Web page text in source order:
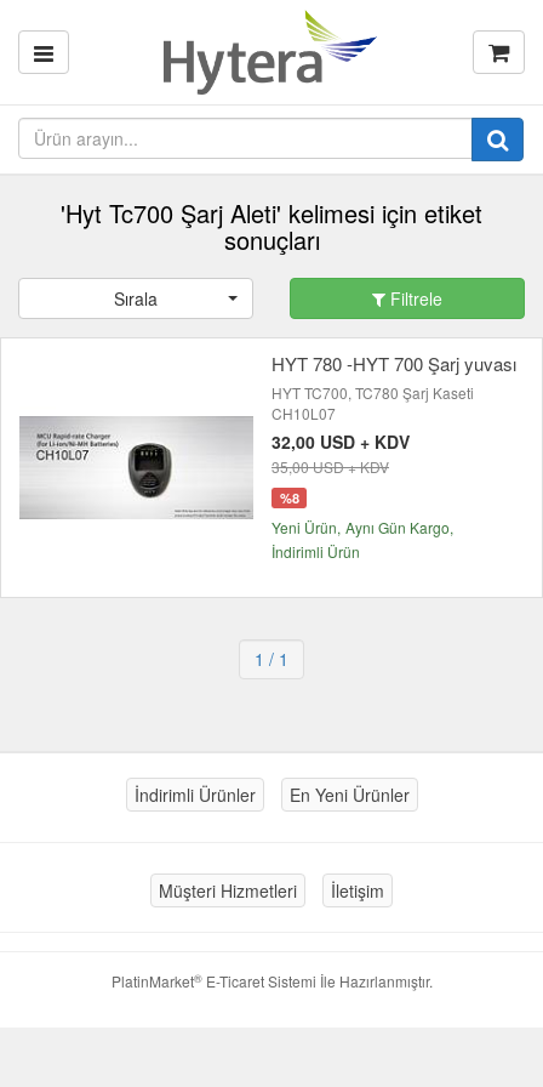
'Hyt Tc700 Şarj Aleti' kelimesi için etiket
sonuçları
Sırala Filtrele
HYT 780 -HYT 700 Şarj yuvası
HYT TC700, TC780 Şarj Kaseti
CH10L07
32,00 USD + KDV
35,00 USD + KDV
%8
Yeni Ürün Aynı Gün Kargo
İndirimli Ürün
1 / 1
İndirimli Ürünler En Yeni Ürünler
Müşteri Hizmetleri İletişim
PlatinMarket®E-Ticaret Sistemi İle Hazırlanmıştır.